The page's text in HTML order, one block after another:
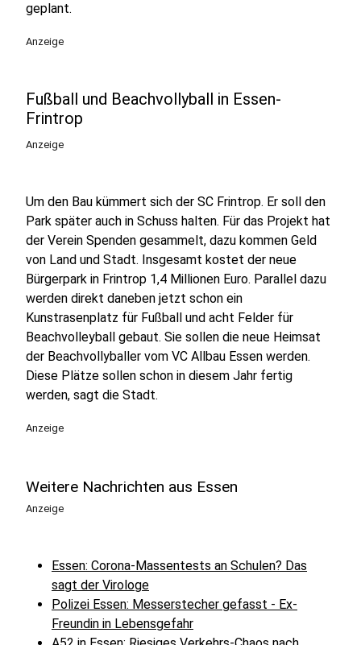
geplant.
Anzeige
Fußball und Beachvollyball in Essen-
Frintrop
Anzeige
Um den Bau kümmert sich der SC Frintrop. Er soll den
Park später auch in Schuss halten. Für das Projekt hat
der Verein Spenden gesammelt, dazu kommen Geld
von Land und Stadt. Insgesamt kostet der neue
Bürgerpark in Frintrop 1,4 Millionen Euro. Parallel dazu
werden direkt daneben jetzt schon ein
Kunstrasenplatz für Fußball und acht Felder für
Beachvolleyball gebaut. Sie sollen die neue Heimsat
der Beachvollyballer vom VC Allbau Essen werden.
Diese Plätze sollen schon in diesem Jahr fertig
werden, sagt die Stadt.
Anzeige
Weitere Nachrichten aus Essen
Anzeige
Essen: Corona-Massentests an Schulen? Das
sagt der Virologe
Polizei Essen: Messerstecher gefasst - Ex-
Freundin in Lebensgefahr